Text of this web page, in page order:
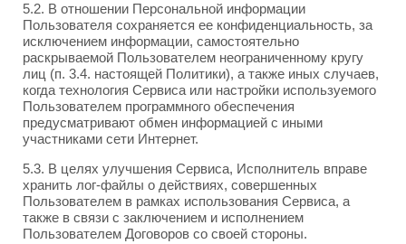
5.2. В отношении Персональной информации
Пользователя сохраняется ее конфиденциальность, за
исключением информации, самостоятельно
раскрываемой Пользователем неограниченному кругу
лиц (п. 3.4. настоящей Политики), а также иных случаев,
когда технология Сервиса или настройки используемого
Пользователем программного обеспечения
предусматривают обмен информацией с иными
участниками сети Интернет.
5.3. В целях улучшения Сервиса, Исполнитель вправе
хранить лог-файлы о действиях, совершенных
Пользователем в рамках использования Сервиса, а
также в связи с заключением и исполнением
Пользователем Договоров со своей стороны.